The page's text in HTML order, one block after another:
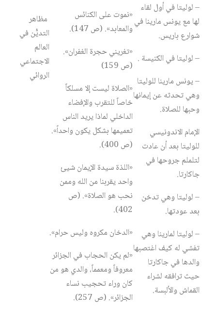
– لوليتا في أول لقاء
لها مع يونس مارينا في
شوارع باريس.
– لوليتا في الكنيسة .
– يونس مارينا للوليتا
وهي تحدثه عن إيمانها
وحبها للصلاة.
الإمام الاندونيسي
للوليتا بعد أن عادت
لتلملم جروحها في
جاكارتا.
– لوليتا وهي تدخن
بعد عودتها.
– لوليتا لمارينا وهي
تفشي له كيف اغتصبها
والدها في جاكارتا
حيث ترافقه لشراء
القماش والألبسة.
«نموت على الكنائس
والمعابد». (ص 147).
«تغريني حجرة الغفران».
(ص 159)
«الصلاة ليست إلا مسلكاً
خاصاً للتقرب والإفضاء
الداخلي لماذا يريد الناس
تعميمها بشكل يكون واحداً».
(ص 400).
«اللذة سيدة الإيمان شيئ
واحد يقربنا من الله وممن
نحب هو الصلاة». (ص
402).
«الدخان مكروه وليس حرام».
«لم يكن الحجاب في الجزائر
معروفاً ومعمماً، والدي هو من
كان وراء تحجيب نساء
الجزائر». (ص 257).
مظاهر
التديُّن في
العالم
الاجتماعي
الروائي